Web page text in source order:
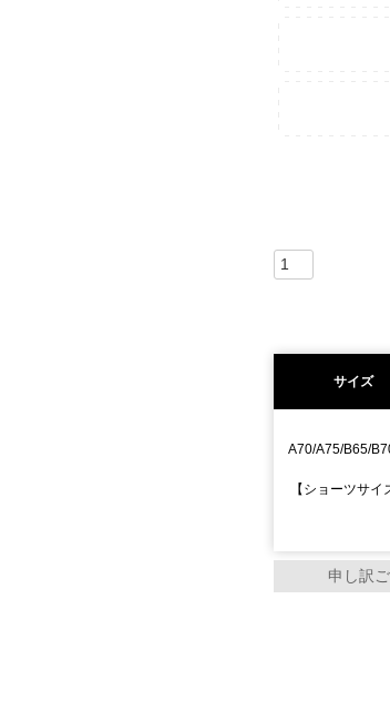
サイズ
A70/A75/B65/
【ショーツサ
申し訳